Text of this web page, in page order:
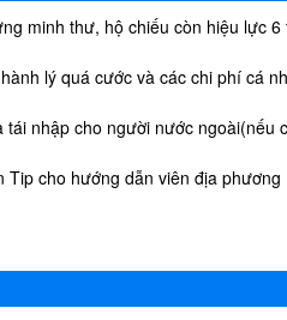
minh thư, hộ chiếu còn hiệu lực 6
lý quá cước và các chi phí cá
tái nhập cho người nước ngoài(nếu
Tip cho hướng dẫn viên địa phương